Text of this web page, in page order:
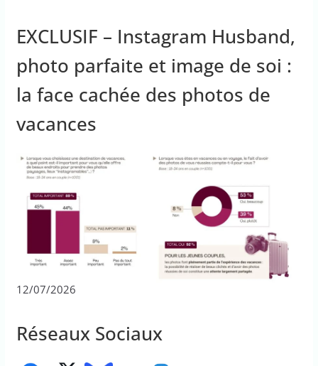
EXCLUSIF – Instagram Husband,
photo parfaite et image de soi :
la face cachée des photos de
vacances
12/07/2026
Réseaux Sociaux